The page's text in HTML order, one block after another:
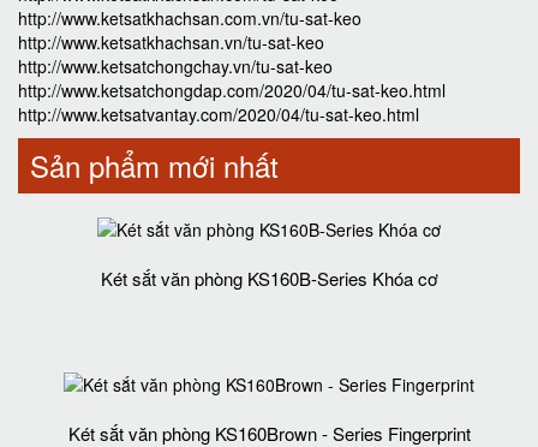
http://www.ketsatkhachsan.com.vn/tu-sat-keo
http://www.ketsatkhachsan.vn/tu-sat-keo
http://www.ketsatchongchay.vn/tu-sat-keo
http://www.ketsatchongdap.com/2020/04/tu-sat-keo.html
http://www.ketsatvantay.com/2020/04/tu-sat-keo.html
Sản phẩm mới nhất
Két sắt văn phòng KS160B-Series Khóa cơ
Két sắt văn phòng KS160Brown - Series Fingerprint